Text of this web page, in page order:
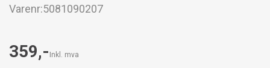
Varenr:5081090207
359,- Inkl. mva